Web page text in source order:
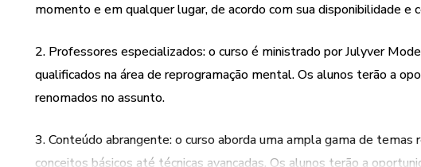
momento e em qualquer lugar, de acordo com sua disponibilidade e
2. Professores especializados: o curso é ministrado por Julyver
qualificados na área de reprogramação mental. Os alunos terão a
renomados no assunto.
3. Conteúdo abrangente: o curso aborda uma ampla gama de
conceitos básicos até técnicas avançadas. Os alunos terão a